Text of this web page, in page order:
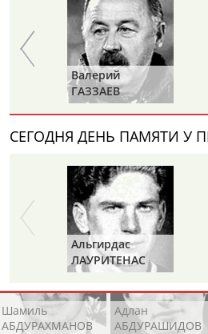
АБДИКАРИМОВА
Артур
АБДРАХМАНОВ
Загалав
АБДУЛБЕКОВ
Камалудин
АБДУЛДАУДОВ
информацию о хорошо
Страна должна знать
Шамиль
АБДУРАХМАНОВ
Адлан
АБДУРАШИДОВ
Владимир
РЫБАКОВ
СЕГОДНЯ ДЕНЬ ПАМЯТИ У
Иван
ОГАНОВ